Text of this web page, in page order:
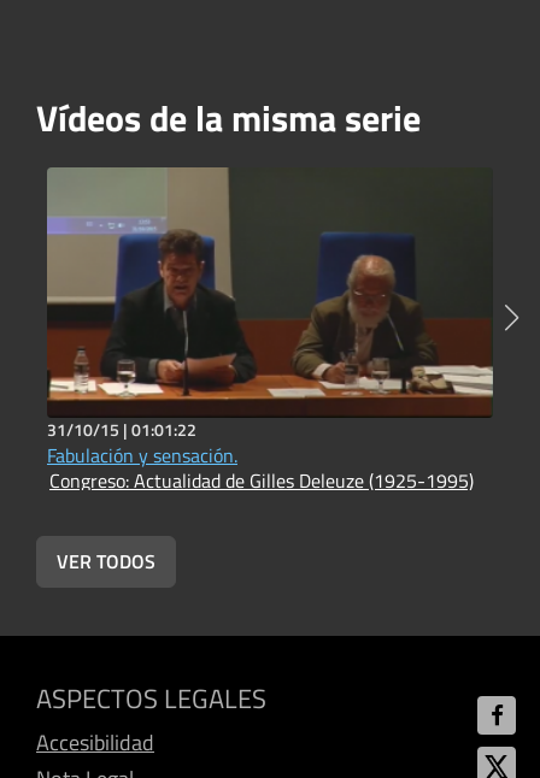
Vídeos de la misma serie
31/10/15 |01:01:22
Fabulación y sensación.
Congreso: Actualidad de Gilles Deleuze (1925-1995)
VER TODOS
ASPECTOS LEGALES
Accesibilidad